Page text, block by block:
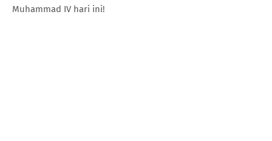
Muhammad IV hari ini!